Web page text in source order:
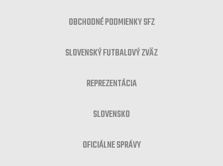
OBCHODNÉ PODMIENKY SFZ
SLOVENSKÝ FUTBALOVÝ ZVÄZ
REPREZENTÁCIA
SLOVENSKO
OFICIÁLNE SPRÁVY